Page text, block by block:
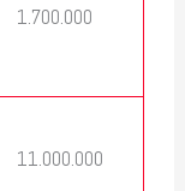
1.700.000
11.000.000